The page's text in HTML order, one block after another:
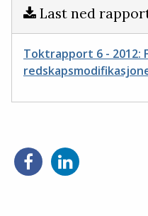
Last ned
Toktrapport 6 - 2012: